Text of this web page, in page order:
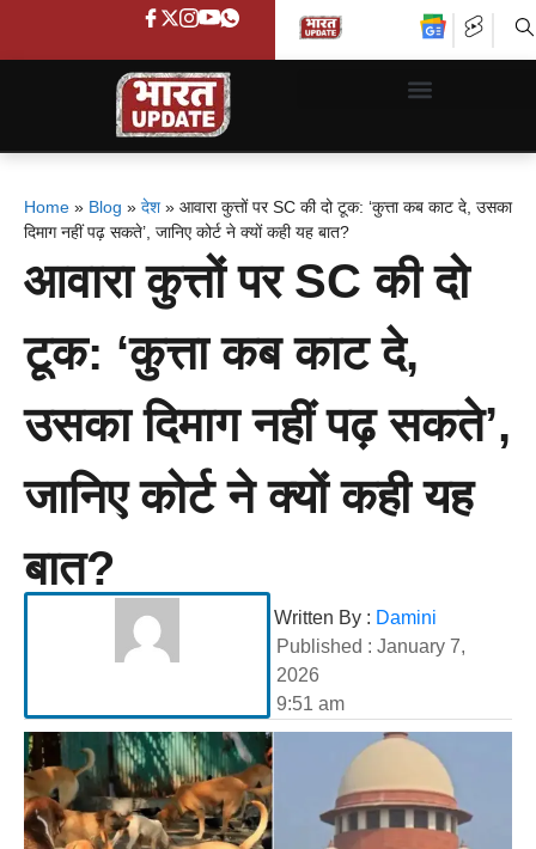
Home » Blog » देश » आवारा कुत्तों पर SC की दो टूक: ‘कुत्ता कब काट दे, उसका
दिमाग नहीं पढ़ सकते’, जानिए कोर्ट ने क्यों कही यह बात?
आवारा कुत्तों पर SC की दो
टूक: ‘कुत्ता कब काट दे,
उसका दिमाग नहीं पढ़ सकते’,
जानिए कोर्ट ने क्यों कही यह
बात?
Written By : Damini
Published : January 7,
2026
9:51 am